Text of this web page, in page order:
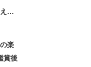
て
楽
賞後